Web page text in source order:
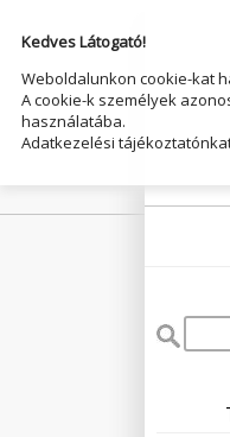
Kedves Látogató!
Weboldalunkon cookie-kat
A cookie-k személyek
használatába.
Adatkezelési